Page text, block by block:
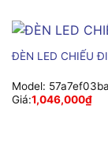
ĐÈN LED CHIẾU
Model:
Giá:1,046,000₫